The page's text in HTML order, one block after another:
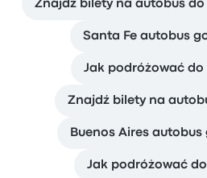
Znajdź bilety na autobus do
Santa Fe autobus
Jak podróżować do
Znajdź bilety na
Buenos Aires autobus
Jak podróżować